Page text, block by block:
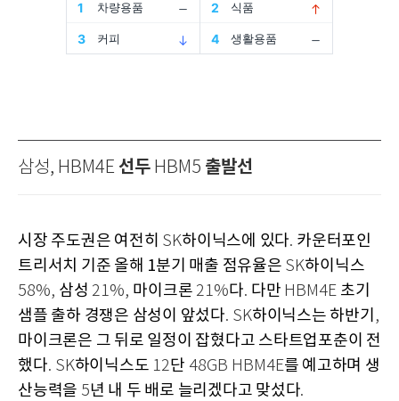
삼성, HBM4E 선두HBM5 출발선
시장 주도권은 여전히 SK하이닉스에 있다. 카운터포인
트리서치 기준 올해 1분기 매출 점유율은 SK하이닉스
58%, 삼성 21%, 마이크론 21%다. 다만 HBM4E 초기
샘플 출하 경쟁은 삼성이 앞섰다. SK하이닉스는 하반기 ,
마이크론은 그 뒤로 일정이 잡혔다고 스타트업포춘이 전
했다. SK하이닉스도 12단 48GB HBM4E를 예고하며 생
산능력을 5년 내 두 배로 늘리겠다고 맞섰다.